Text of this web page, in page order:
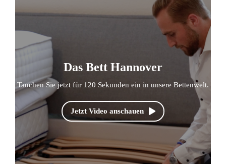
Das Bett Hannover
Tauchen Sie jetzt für 120 Sekunden ein in unsere Bettenwelt.
Jetzt Video anschauen